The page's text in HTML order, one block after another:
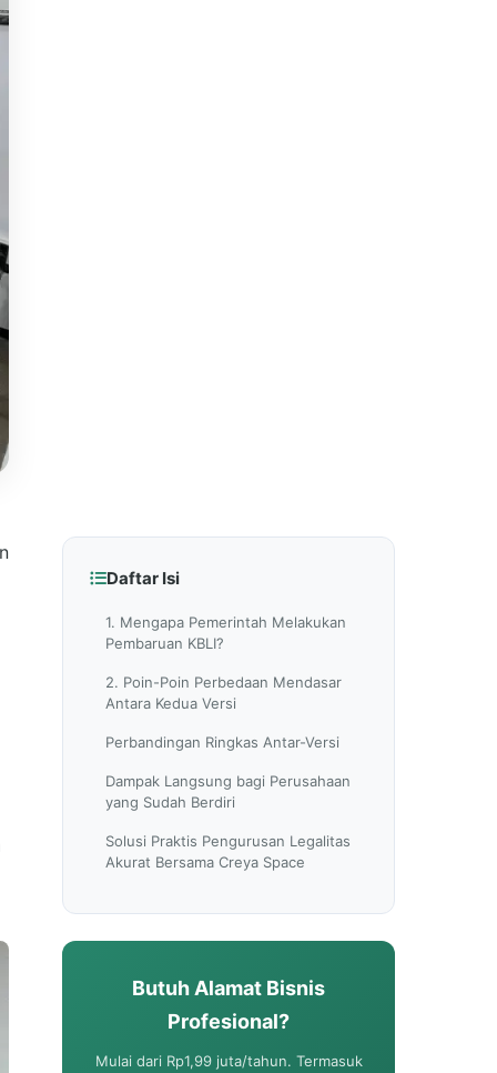
Daftar Isi
1. Mengapa Pemerintah Melakukan
Pembaruan KBLI?
2. Poin-Poin Perbedaan Mendasar
Antara Kedua Versi
Perbandingan Ringkas Antar-Versi
Dampak Langsung bagi Perusahaan
yang Sudah Berdiri
Solusi Praktis Pengurusan Legalitas
Akurat Bersama Creya Space
Butuh Alamat Bisnis
Profesional?
Mulai dari Rp1,99 juta/tahun. Termasuk